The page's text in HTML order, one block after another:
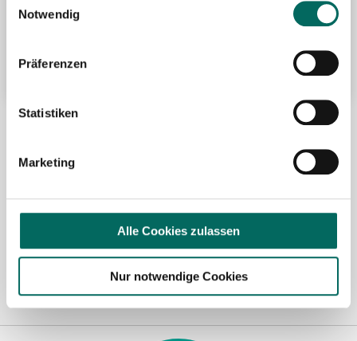
Notwendig
Präferenzen
Statistiken
Marketing
Alle Cookies zulassen
Nur notwendige Cookies
Betriebliche Altersvorsorge
Weitere attraktive Merkmale
Hier finden Sie aktuelle Stellenangebote in Ihrer
Fürth|
Hamburg|Hannover|Heilbronn|Ingolstadt|Kassel|Lübeck|
Magdeburg|Mönchengladbach|München|Münster|Neu-Ulm|
Schweinfurt|Stendal|Stuttgart|Waren
Wilhelmshaven|